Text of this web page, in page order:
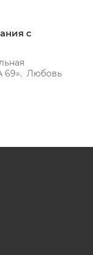
с
69». Любовь